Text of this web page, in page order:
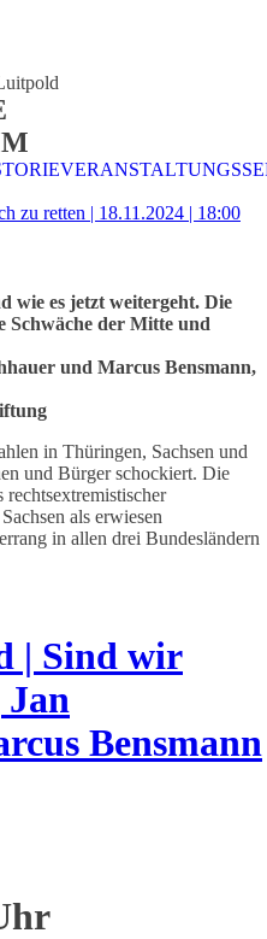
retten | 18.11.2024 | 18:00
wie es jetzt weitergeht. Die
Schwäche der Mitte und
und Marcus Bensmann,
in Thüringen, Sachsen und
und Bürger schockiert. Die
als erwiesen
in allen drei Bundesländern
| Sind wir
Jan
Bensmann